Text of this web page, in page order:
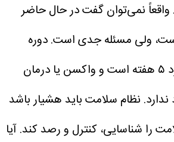
واقعاً نمی‌توان گفت در حال حاضر
ولی مسئله جدی است. دوره
نهفتگی بیماری حدود ۵ هفته است و واکسن یا درمان
نظام سلامت باید هشیار باشد
را شناسایی، کنترل و رصد کند.آیا